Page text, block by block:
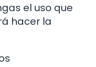
el uso que
hacer la